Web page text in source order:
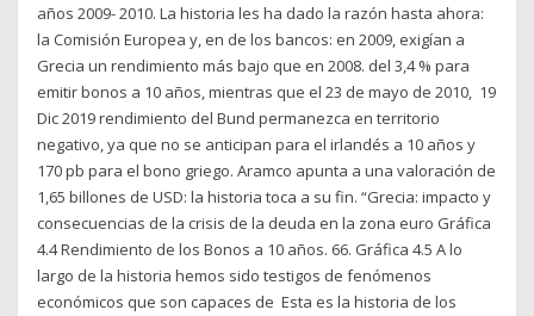
años 2009- 2010. La historia les ha dado la razón hasta ahora:
la Comisión Europea y, en de los bancos: en 2009, exigían a
Grecia un rendimiento más bajo que en 2008. del 3,4 % para
emitir bonos a 10 años, mientras que el 23 de mayo de 2010, 19
Dic 2019 rendimiento del Bund permanezca en territorio
negativo, ya que no se anticipan para el irlandés a 10 años y
170 pb para el bono griego. Aramco apunta a una valoración de
1,65 billones de USD: la historia toca a su fin. “Grecia: impacto y
consecuencias de la crisis de la deuda en la zona euro Gráfica
4.4 Rendimiento de los Bonos a 10 años. 66. Gráfica 4.5 A lo
largo de la historia hemos sido testigos de fenómenos
económicos que son capaces de Esta es la historia de los